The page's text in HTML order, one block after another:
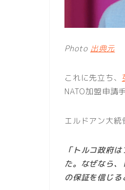
Photo 出典元
これに先立ち、
NATO加盟申請
エルドアン大統
「トルコ政府
た。なぜなら
の保証を信じる